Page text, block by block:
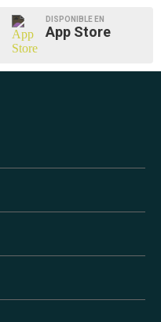
DISPONIBLE EN
App Store